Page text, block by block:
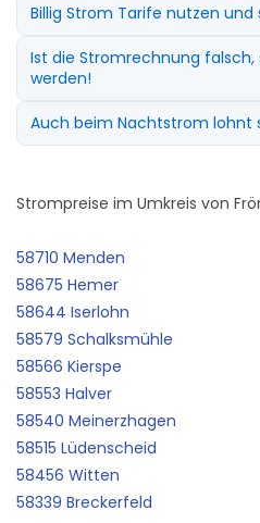
Billig Strom Tarife nutzen und
Ist die Stromrechnung falsch,
werden!
Auch beim Nachtstrom lohnt
Strompreise im Umkreis von
58710 Menden
58675 Hemer
58644 Iserlohn
58579 Schalksmühle
58566 Kierspe
58553 Halver
58540 Meinerzhagen
58515 Lüdenscheid
58456 Witten
58339 Breckerfeld